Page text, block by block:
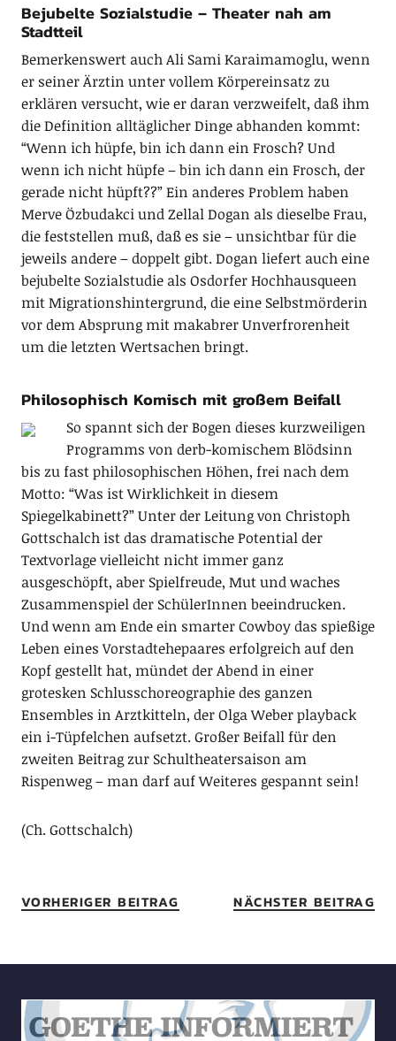
Bejubelte Sozialstudie – Theater nah am
Stadtteil
Bemerkenswert auch Ali Sami Karaimamoglu, wenn
er seiner Ärztin unter vollem Körpereinsatz zu
erklären versucht, wie er daran verzweifelt, daß ihm
die Definition alltäglicher Dinge abhanden kommt:
“Wenn ich hüpfe, bin ich dann ein Frosch? Und
wenn ich nicht hüpfe – bin ich dann ein Frosch, der
gerade nicht hüpft??” Ein anderes Problem haben
Merve Özbudakci und Zellal Dogan als dieselbe Frau,
die feststellen muß, daß es sie – unsichtbar für die
jeweils andere – doppelt gibt. Dogan liefert auch eine
bejubelte Sozialstudie als Osdorfer Hochhausqueen
mit Migrationshintergrund, die eine Selbstmörderin
vor dem Absprung mit makabrer Unverfrorenheit
um die letzten Wertsachen bringt.
Philosophisch Komisch mit großem Beifall
So spannt sich der Bogen dieses kurzweiligen
Programms von derb-komischem Blödsinn
bis zu fast philosophischen Höhen, frei nach dem
Motto: “Was ist Wirklichkeit in diesem
Spiegelkabinett?” Unter der Leitung von Christoph
Gottschalch ist das dramatische Potential der
Textvorlage vielleicht nicht immer ganz
ausgeschöpft, aber Spielfreude, Mut und waches
Zusammenspiel der SchülerInnen beeindrucken.
Und wenn am Ende ein smarter Cowboy das spießige
Leben eines Vorstadtehepaares erfolgreich auf den
Kopf gestellt hat, mündet der Abend in einer
grotesken Schlusschoreographie des ganzen
Ensembles in Arztkitteln, der Olga Weber playback
ein i-Tüpfelchen aufsetzt. Großer Beifall für den
zweiten Beitrag zur Schultheatersaison am
Rispenweg – man darf auf Weiteres gespannt sein!
(Ch. Gottschalch)
VORHERIGER BEITRAG NÄCHSTER BEITRAG